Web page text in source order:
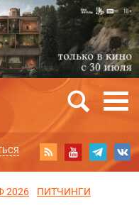
2026
ПИТЧИНГИ